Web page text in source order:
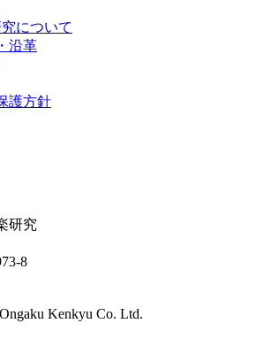
について
沿革
護方針
研究
8
Kenkyu Co. Ltd.